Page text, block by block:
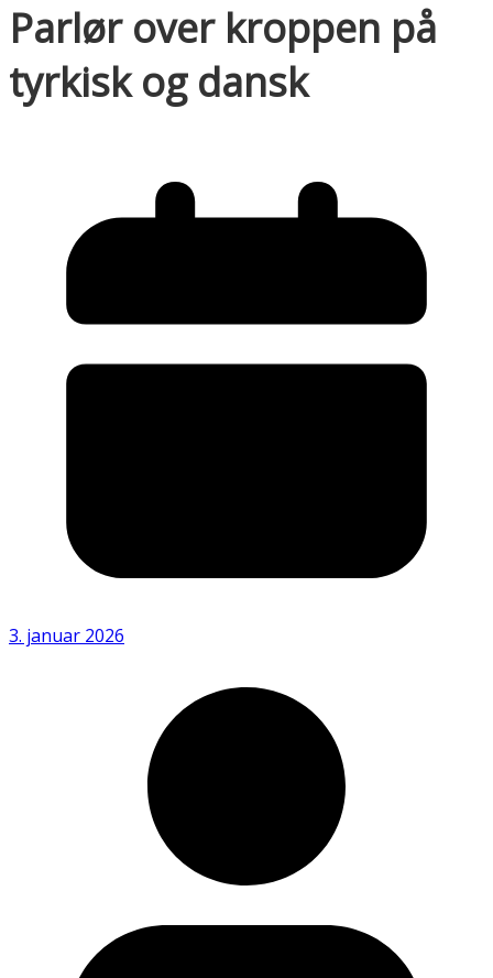
Parlør over kroppen på
tyrkisk og dansk
3. januar 2026